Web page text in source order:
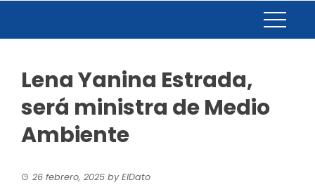
Lena Yanina Estrada,
será ministra de Medio
Ambiente
26 febrero, 2025 byElDato